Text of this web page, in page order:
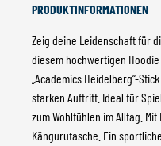
PRODUKTINFORMATIONEN
Zeig deine Leidenschaft für
diesem hochwertigen
„Academics Heidelberg“-
starken Auftritt. Ideal für
zum Wohlfühlen im Alltag.
Kängurutasche. Ein